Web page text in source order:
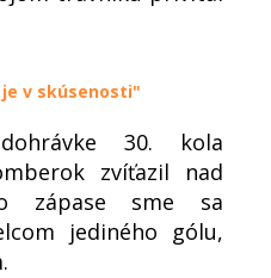
je v skúsenosti"
30. kola
zvíťazil nad
zápase sme sa
jediného gólu,